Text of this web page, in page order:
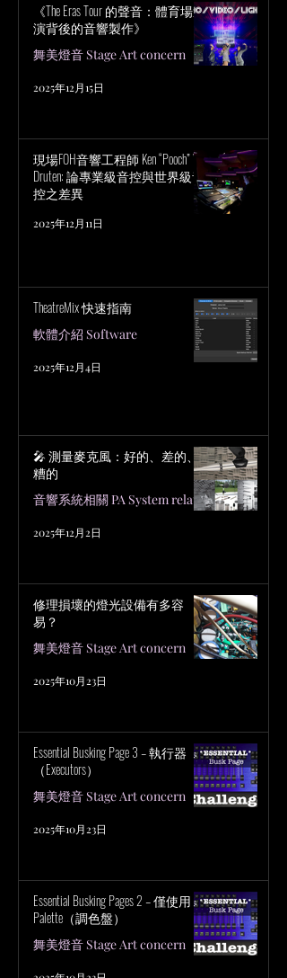
《The Eras Tour 的聲音：體育場巡
演背後的音響製作》
舞美燈音 Stage Art concern
2025年12月15日
現場FOH音響工程師 Ken “Pooch” Van
Druten: 論專業級音控與世界級音
控之差異
2025年12月11日
TheatreMix 快速指南
軟體介紹 Software
2025年12月4日
🎤 測量麥克風：好的、差的、
糟的
音響系統相關 PA System related
2025年12月2日
修理損壞的燈光設備有多容
易？
舞美燈音 Stage Art concern
2025年10月23日
Essential Busking Page 3 – 執行器
（Executors）
舞美燈音 Stage Art concern
2025年10月23日
Essential Busking Pages 2 – 僅使用
Palette（調色盤）
舞美燈音 Stage Art concern